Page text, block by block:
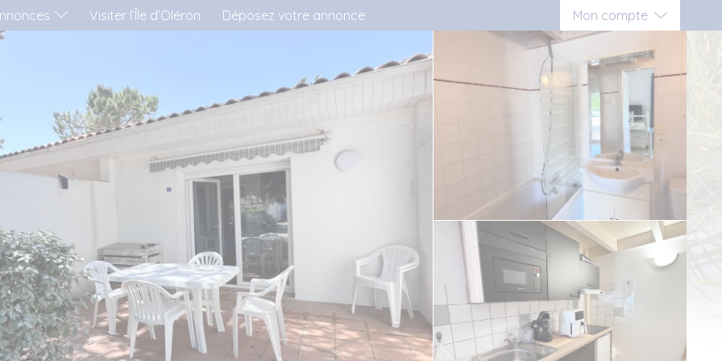
APPARTEMENT
MOBIL-HOME
Visiter l’Île d’Oléron Déposez votre annonce Mon compte
Connexion
Inscription vacancier
Inscription propriétaire